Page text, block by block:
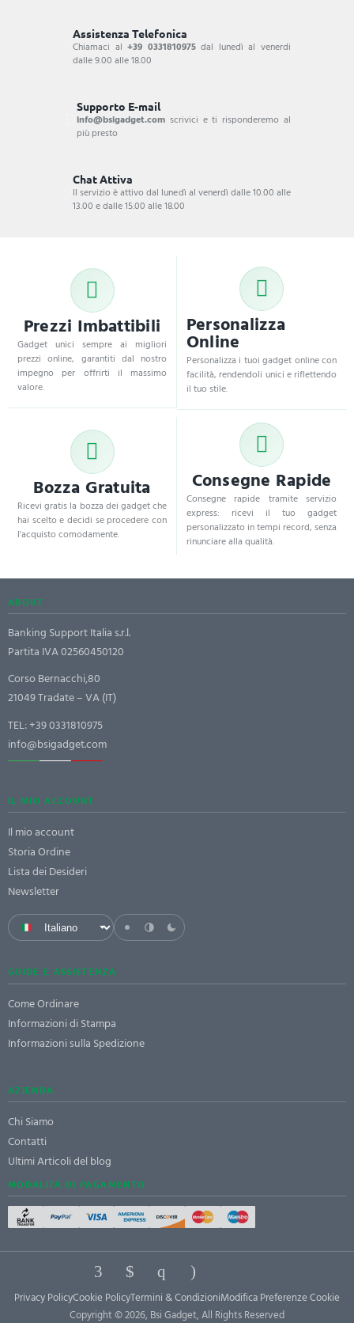
Assistenza Telefonica
Chiamaci al+39 0331810975dal lunedì al venerdi
dalle 9.00 alle 18.00
Supporto E-mail
info@bsigadget.com scrivici e ti risponderemo al
più presto
Chat Attiva
Il servizio è attivo dal lunedì al venerdì dalle 10.00 alle
13.00 e dalle 15.00 alle 18.00
Prezzi Imbattibili
Gadget unici sempre ai migliori
prezzi online, garantiti dal nostro
impegno per offrirti il massimo
valore.
Personalizza
Online
Personalizza i tuoi gadget online con
facilità, rendendoli unici e riflettendo
il tuo stile.
Bozza Gratuita
Ricevi gratis la bozza dei gadget che
hai scelto e decidi se procedere con
l'acquisto comodamente.
Consegne Rapide
Consegne rapide tramite servizio
express: ricevi il tuo gadget
personalizzato in tempi record, senza
rinunciare alla qualità.
ABOUT
Banking Support Italia s.r.l.
Partita IVA 02560450120
Corso Bernacchi,80
21049 Tradate – VA (IT)
TEL:+39 0331810975
info@bsigadget.com
IL MIO ACCOUNT
Il mio account
Storia Ordine
Lista dei Desideri
Newsletter
GUIDE E ASSISTENZA
Come Ordinare
Informazioni di Stampa
Informazioni sulla Spedizione
AZIENDA
Chi Siamo
Contatti
Ultimi Articoli del blog
MODALITÀ DI PAGAMENTO
Privacy PolicyCookie PolicyTermini & CondizioniModifica Preferenze Cookie
Copyright © 2026, Bsi Gadget, All Rights Reserved